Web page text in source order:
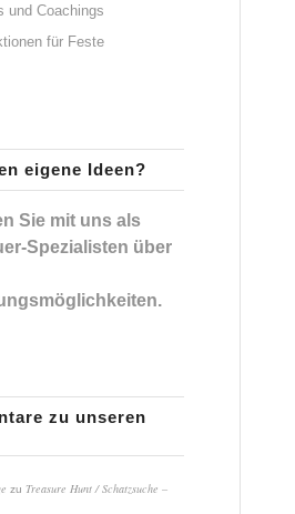
und Coachings
für Feste
eigene Ideen?
Sie mit uns als
Spezialisten über
zu unseren
zu Treasure Hunt / Schatzsuche –